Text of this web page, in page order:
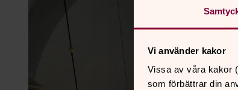
Vi använder kakor
Vissa av våra kakor
som förbättrar din